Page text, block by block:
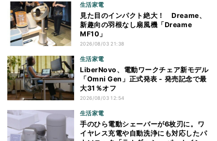
生活家電
見た目のインパクト絶大！ Dreame、
新趣向の羽根なし扇風機「Dreame
MF10」
2026/08/03 21:38
生活家電
LiberNovo、電動ワークチェア新モデル
「Omni Gen」正式発表 - 発売記念で最
大31％オフ
2026/08/03 12:54
生活家電
手のひら電動シェーバーが6枚刃に。ワ
イヤレス充電や自動洗浄にも対応したパ